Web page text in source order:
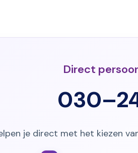
Direct
je direct met het kiezen